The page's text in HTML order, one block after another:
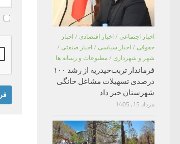
اخبار اجتماعی / اخبار اقتصادی / اخبار
حقوقی / اخبار سیاسی / اخبار صنعتی /
شهر و شهرداری / مطبوعات و رسانه ها
فرماندار تربت‌حیدریه از رشد ۱۰۰
درصدی تسهیلات مشاغل خانگی
شهرستان خبر داد
مرداد 15, 1405